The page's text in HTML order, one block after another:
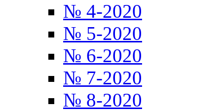
№ 4-2020
№ 5-2020
№ 6-2020
№ 7-2020
№ 8-2020